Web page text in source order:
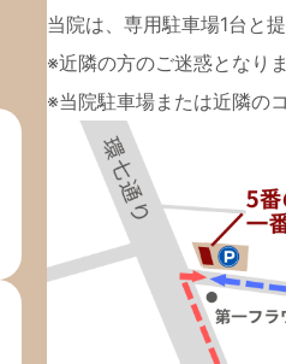
当院は、専用駐車場1台と
※近隣の方のご迷惑となり
※当院駐車場または近隣の